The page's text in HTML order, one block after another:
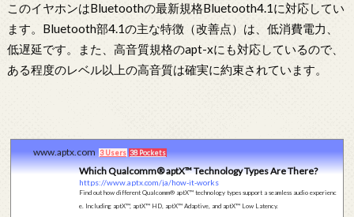
このイヤホンはBluetoothの最新規格Bluetooth4.1に対応してい
ます。Bluetooth部4.1の主な特徴（改善点）は、低消費電力、
低遅延です。また、高音質規格のapt-xにも対応しているので、
ある程度のレベル以上の高音質は確実に約束されています。
www.aptx.com 3 Users 38 Pockets
Which Qualcomm® aptX™ Technology Types Are There?
https://www.aptx.com/ja/how-it-works
Find out how different Qualcomm® aptX™ technology types support a seamless audio experienc
e. Including aptX™, aptX™ HD, aptX™ Adaptive, and aptX™ Low Latency.